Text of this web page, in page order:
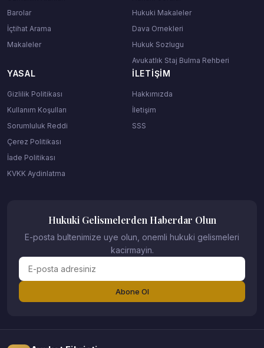
Barolar
İçtihat Arama
Makaleler
Hukuki Makaleler
Dava Ornekleri
Hukuk Sozlugu
Avukatlık Staj Bulma Rehberi
YASAL
Gizlilik Politikası
Kullanım Koşulları
Sorumluluk Reddi
Çerez Politikası
İade Politikası
KVKK Aydinlatma
İLETIŞIM
Hakkımızda
İletişim
SSS
Hukuki Gelismelerden Haberdar Olun
E-posta bultenimize uye olun, onemli hukuki gelismeleri
kacirmayin.
Abone Ol